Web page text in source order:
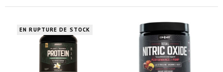
EN RUPTURE DE STOCK